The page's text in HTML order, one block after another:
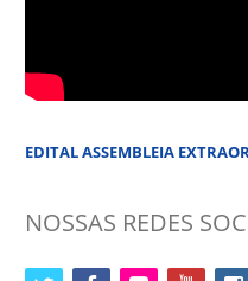
EDITAL ASSEMBLEIA
NOSSAS REDES